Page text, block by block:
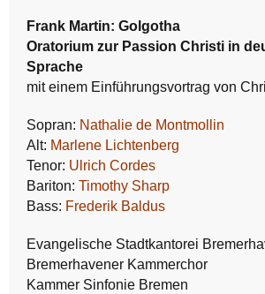
Frank Martin: Golgotha
Oratorium zur Passion Christi in
Sprache
mit einem Einführungsvortrag von
Sopran: Nathalie de Montmollin
Alt: Marlene Lichtenberg
Tenor: Ulrich Cordes
Bariton: Timothy Sharp
Bass: Frederik Baldus
Evangelische Stadtkantorei
Bremerhavener Kammerchor
Kammer Sinfonie Bremen